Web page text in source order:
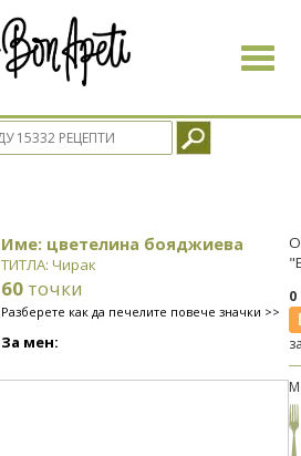
Toggle
Име: цветелина бояджиева
ТИТЛА: Чирак
60 точки
Разберете как да печелите повече значки >>
За мен: